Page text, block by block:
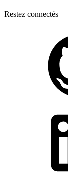
Restez connectés